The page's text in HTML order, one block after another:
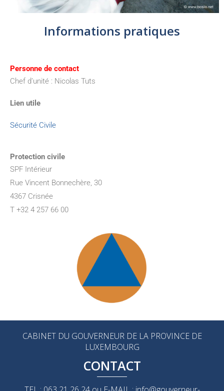
Informations pratiques
Personne de contact
Chef d’unité : Nicolas Tuts
Lien utile
Sécurité Civile
Protection civile
SPF Intérieur
Rue Vincent Bonnechère, 30
4367 Crisnée
T +32 4 257 66 00
CABINET DU GOUVERNEUR DE LA PROVINCE DE
LUXEMBOURG
CONTACT